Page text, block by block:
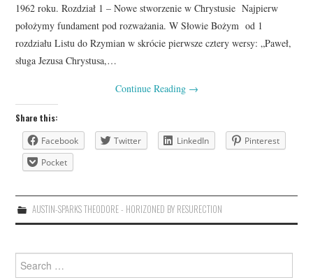
1962 roku. Rozdział 1 – Nowe stworzenie w Chrystusie Najpierw
położymy fundament pod rozważania. W Słowie Bożym od 1
rozdziału Listu do Rzymian w skrócie pierwsze cztery wersy: „Paweł,
sługa Jezusa Chrystusa,…
Continue Reading →
Share this:
Facebook
Twitter LinkedIn
Pinterest
Pocket
AUSTIN-SPARKS THEODORE - HORIZONED BY RESURECTION
Search
for: